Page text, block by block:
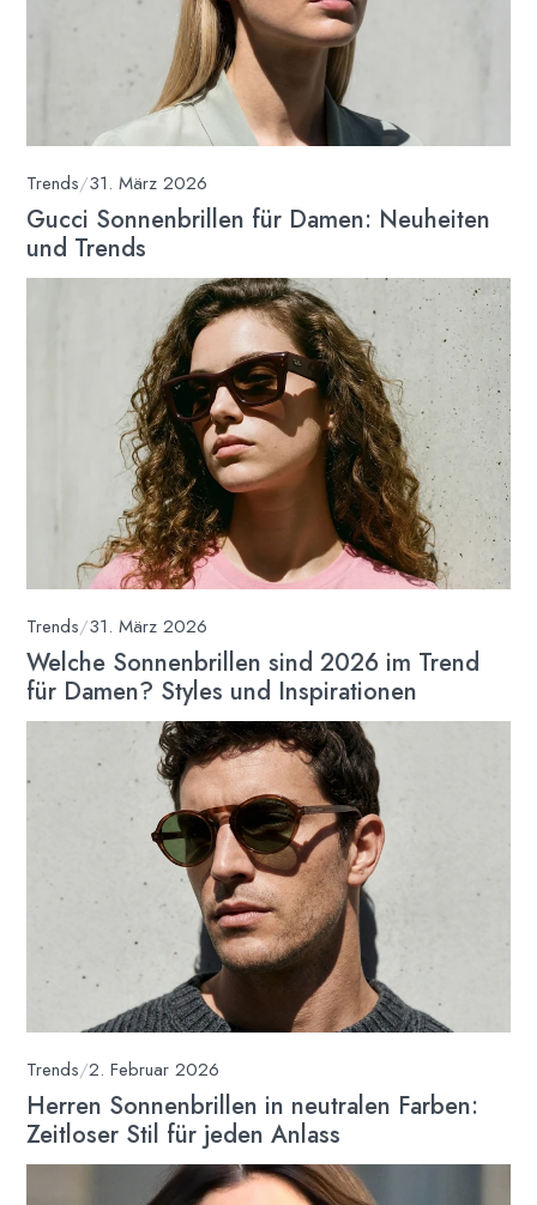
Trends/31. März 2026
Gucci Sonnenbrillen für Damen: Neuheiten
und Trends
Trends/31. März 2026
Welche Sonnenbrillen sind 2026 im Trend
für Damen? Styles und Inspirationen
Trends/2. Februar 2026
Herren Sonnenbrillen in neutralen Farben:
Zeitloser Stil für jeden Anlass